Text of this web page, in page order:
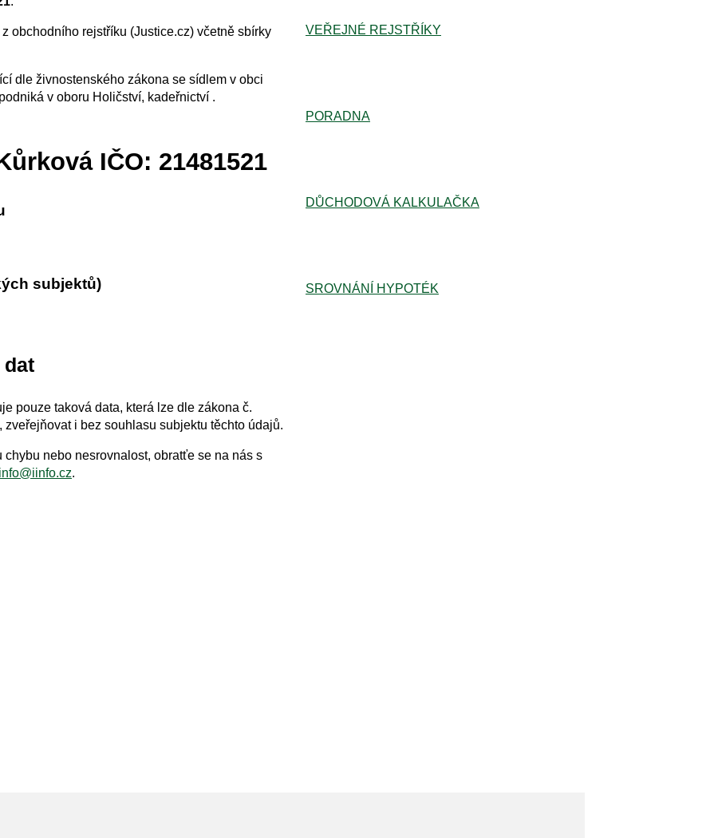
z obchodního rejstříku (Justice.cz) včetně sbírky
dle živnostenského zákona se sídlem v obci
v oboru Holičství, kadeřnictví .
IČO: 21481521
subjektů)
dat
pouze taková data, která lze dle zákona č.
i bez souhlasu subjektu těchto údajů.
nebo nesrovnalost, obratťe se na nás s
info@iinfo.cz.
VEŘEJNÉ REJSTŘÍKY
PORADNA
DŮCHODOVÁ KALKULAČKA
SROVNÁNÍ HYPOTÉK